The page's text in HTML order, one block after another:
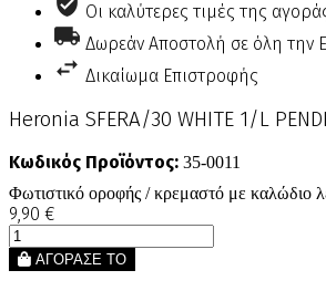
Οι καλύτερες τιμές της
Δωρεάν Αποστολή σε όλη την
Δικαίωμα Επιστροφής
Heronia SFERA/30 WHITE 1/L
Κωδικός Προϊόντος: 35-0011
Φωτιστικό οροφής / κρεμαστό με
9,90 €
ΑΓΟΡΑΣΕ ΤΟ